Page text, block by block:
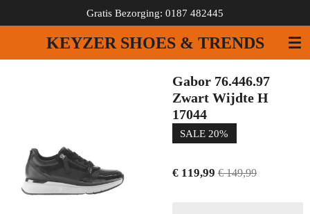
direct
de
KEYZER SHOES & TRENDS
Gratis Bezorging: 0187 482445
Gabor 76.446.97
Zwart Wijdte H
17044
SALE 20%
€ 119,99 € 149,99